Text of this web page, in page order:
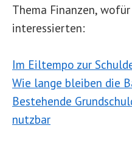
Thema Finanzen,
interessierten:
Im Eiltempo zur
Wie lange bleiben die
Bestehende
nutzbar